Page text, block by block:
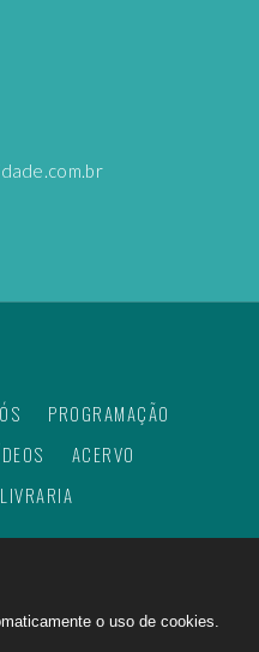
PROGRAMAÇÃO
ACERVO
LIVRARIA
Todos os direitos
o uso de cookies.